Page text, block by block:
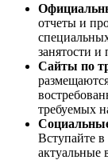
отчеты и
занятости и
Сайты по
требуемых
Вступайте
актуальные